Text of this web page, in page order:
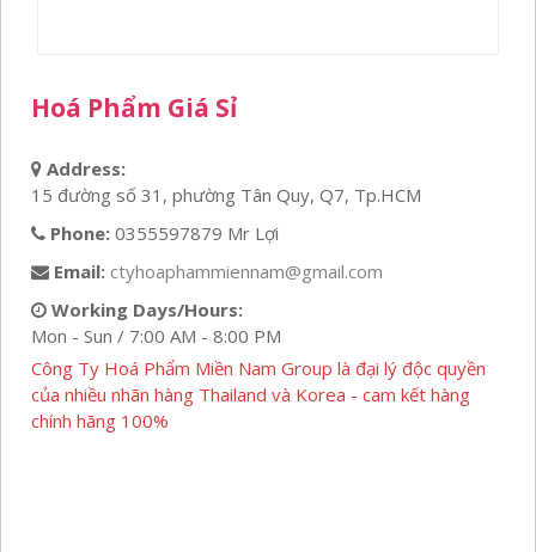
Hoá Phẩm Giá Sỉ
Address:
15 đường số 31, phường Tân Quy, Q7, Tp.HCM
Phone: 0355597879 Mr Lợi
Email: ctyhoaphammiennam@gmail.com
Working Days/Hours:
Mon - Sun / 7:00 AM - 8:00 PM
Công Ty Hoá Phẩm Miền Nam Group là đại lý độc quyền
của nhiều nhãn hàng Thailand và Korea - cam kết hàng
chính hãng 100%